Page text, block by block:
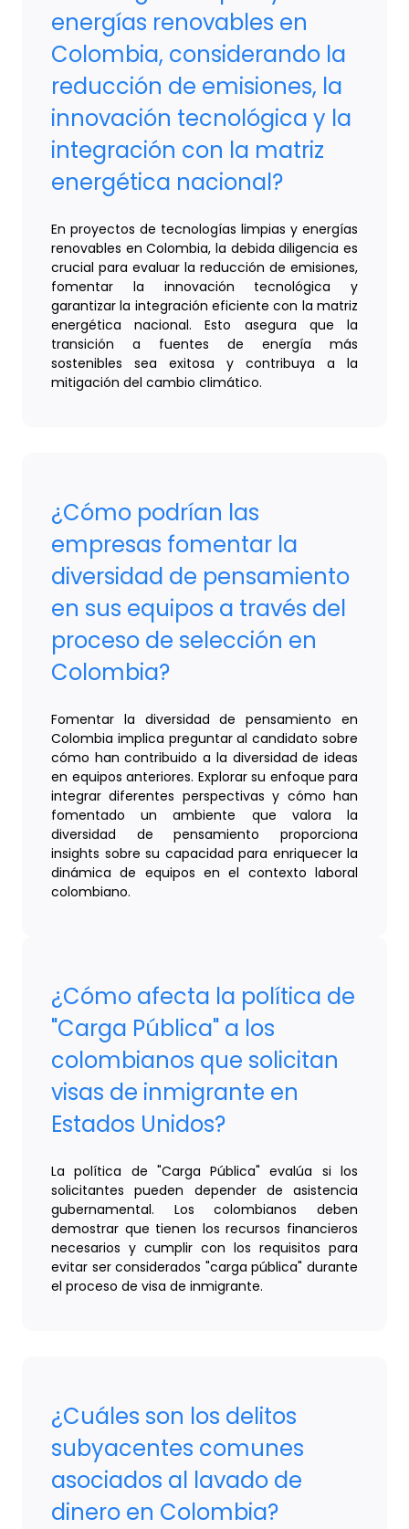
energías renovables en
Colombia, considerando la
reducción de emisiones, la
innovación tecnológica y la
integración con la matriz
energética nacional?
En proyectos de tecnologías limpias y energías
renovables en Colombia, la debida diligencia es
crucial para evaluar la reducción de emisiones,
fomentar la innovación tecnológica y
garantizar la integración eficiente con la matriz
energética nacional. Esto asegura que la
transición a fuentes de energía más
sostenibles sea exitosa y contribuya a la
mitigación del cambio climático.
¿Cómo podrían las
empresas fomentar la
diversidad de pensamiento
en sus equipos a través del
proceso de selección en
Colombia?
Fomentar la diversidad de pensamiento en
Colombia implica preguntar al candidato sobre
cómo han contribuido a la diversidad de ideas
en equipos anteriores. Explorar su enfoque para
integrar diferentes perspectivas y cómo han
fomentado un ambiente que valora la
diversidad de pensamiento proporciona
insights sobre su capacidad para enriquecer la
dinámica de equipos en el contexto laboral
colombiano.
¿Cómo afecta la política de
"Carga Pública" a los
colombianos que solicitan
visas de inmigrante en
Estados Unidos?
La política de "Carga Pública" evalúa si los
solicitantes pueden depender de asistencia
gubernamental. Los colombianos deben
demostrar que tienen los recursos financieros
necesarios y cumplir con los requisitos para
evitar ser considerados "carga pública" durante
el proceso de visa de inmigrante.
¿Cuáles son los delitos
subyacentes comunes
asociados al lavado de
dinero en Colombia?